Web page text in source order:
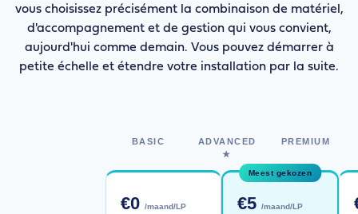
vous choisissez précisément la combinaison de matériel,
d'accompagnement et de gestion qui vous convient,
aujourd'hui comme demain. Vous pouvez démarrer à
petite échelle et étendre votre installation par la suite.
BASIC
ADVANCED
★
PREMIUM
€0/maand/LP
Meest gekozen
€5/maand/LP